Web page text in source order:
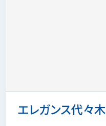
エレガンス代々木